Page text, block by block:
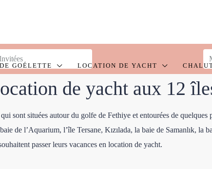
GOÉLETTE LOCATION DE YACHT
de yacht aux 12
sont situées autour du golfe de Fethiye et entourées de quelques
de l’Aquarium, l’île Tersane, Kızılada, la baie de Samanlık, la
passer leurs vacances en location de yacht.